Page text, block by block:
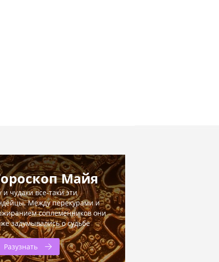
Майя
и чудаки все-таки эти
Между перекурами и
соплеменников они
задумывались о судьбе
Разузнать